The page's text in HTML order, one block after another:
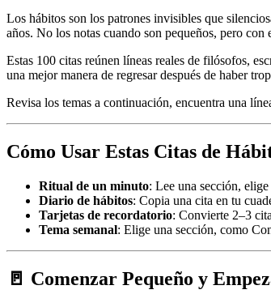
Los hábitos son los patrones invisibles que
años. No los notas cuando son pequeños, pero
Estas 100 citas reúnen líneas reales de filósofos,
una mejor manera de regresar después de haber
Revisa los temas a continuación, encuentra una
Cómo Usar Estas Citas de
Ritual de un minuto: Lee una sección,
Diario de hábitos: Copia una cita en tu
Tarjetas de recordatorio: Convierte 2–3
Tema semanal: Elige una sección, como
🚪 Comenzar Pequeño y